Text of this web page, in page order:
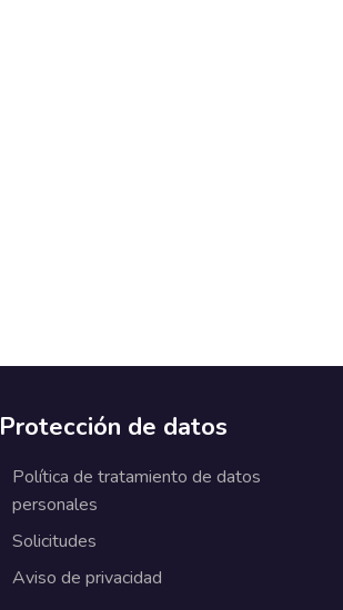
Protección de datos
Política de tratamiento de datos
personales
Solicitudes
Aviso de privacidad